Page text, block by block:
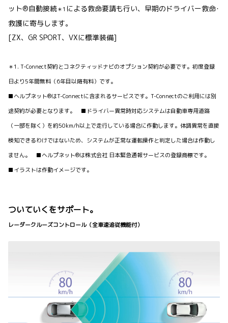
ット®自動接続＊1 による救命要請も行い、早期のドライバー救命･
救護に寄与します。
[ZX、GR SPORT、VXに標準装備]
＊1. T-Connect契約とコネクティッドナビのオプション契約が必要です。初度登録
日より5年間無料（6年目以降有料）です。
■ヘルプネット®はT-Connectに含まれるサービスです。T-Connectのご利用には別
途契約が必要となります。 ■ドライバー異常時対応システムは自動車専用道路
（一部を除く）を約50km/h以上で走行している場合に作動します。体調異常を直接
検知できるわけではないため、システムが正常な運転操作と判定した場合は作動し
ません。 ■ヘルプネット®は株式会社 日本緊急通報サービスの登録商標です。
■イラストは作動イメージです。
ついていくをサポート。
レーダークルーズコントロール（全車速追従機能付）